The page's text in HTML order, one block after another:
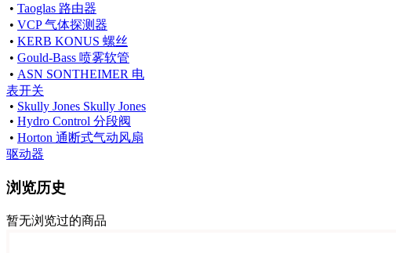
• Taoglas 路由器
• VCP 气体探测器
• KERB KONUS 螺丝
• Gould-Bass 喷雾软管
• ASN SONTHEIMER 电
表开关
• Skully Jones Skully Jones
• Hydro Control 分段阀
• Horton 通断式气动风扇
驱动器
浏览历史
暂无浏览过的商品